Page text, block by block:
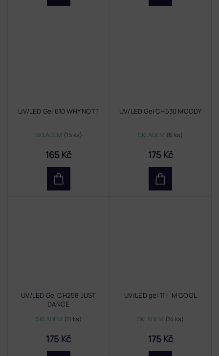
UV/LED Gel 610 WHY NOT?
SKLADEM (15 ks)
165 Kč
UV/LED Gel CH530 MOODY
SKLADEM (6 ks)
175 Kč
UV/LED Gel CH258 JUST
DANCE
SKLADEM (11 ks)
175 Kč
UV/LED gel 11 I´M COOL
SKLADEM (14 ks)
175 Kč